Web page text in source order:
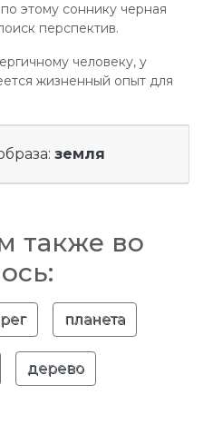
этому соннику черная
перспектив.
человеку, у
жизненный опыт для
земля
также во
планета
дерево